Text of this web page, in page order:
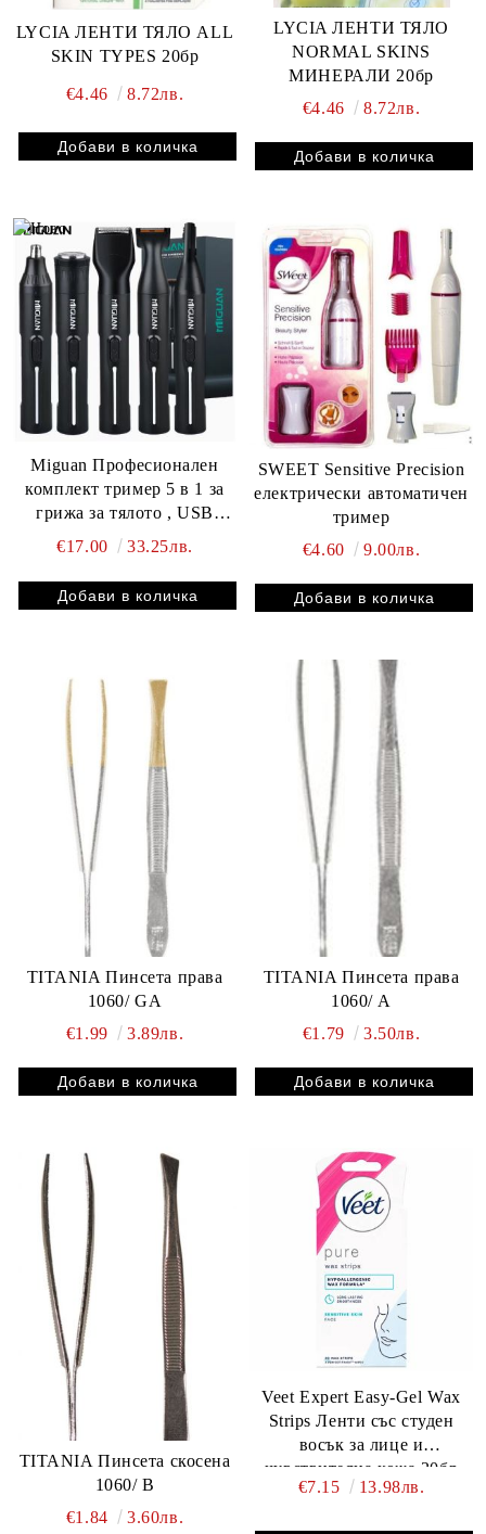
LYCIA ЛЕНТИ ТЯЛО ALL
SKIN TYPES 20бр
€4.46 8.72лв.
LYCIA ЛЕНТИ ТЯЛО
NORMAL SKINS
МИНЕРАЛИ 20бр
€4.46
8.72лв.
Miguan Професионален
комплект тример 5 в 1 за
грижа за тялото , USB
зареждащ се тример за нос
вежди, инструменти за
лична хигиена за мъже и
€17.00 33.25лв.
SWEET Sensitive Precision
електрически автоматичен
тример
€4.60
9.00лв.
TITANIA Пинсета права
1060/ GА
€1.99
3.89лв.
TITANIA Пинсета права
1060/ А
€1.79
3.50лв.
TITANIA Пинсета скосена
1060/ B
€1.84
3.60лв.
Veet Expert Easy-Gel Wax
Strips Ленти със студен
восък за лице и
чувствителна кожа 20бр
€7.15
13.98лв.